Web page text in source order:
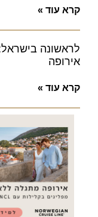
קרא עוד »
אירופה
קרא עוד »